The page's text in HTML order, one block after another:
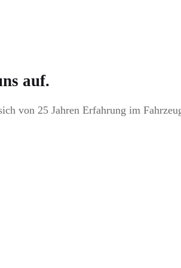
auf.
von 25 Jahren Erfahrung im